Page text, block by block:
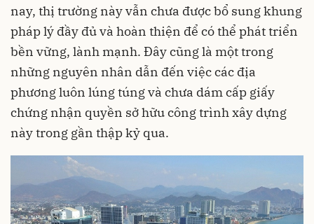
nay, thị trường này vẫn chưa được bổ sungkhung
pháp lý đầy đủ và hoàn thiện để có thể phát triển
bền vững, lành mạnh. Đây cũng là một trong
những nguyên nhân dẫn đến việc các địa
phương luôn lúng túng và chưa dám cấp giấy
chứng nhận quyền sở hữu công trình xây dựng
này trong gần thập kỷ qua.